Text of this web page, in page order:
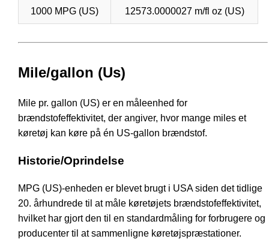
1000 MPG (US) 12573.0000027 m/fl oz (US)
Mile/gallon (Us)
Mile pr. gallon (US) er en måleenhed for
brændstofeffektivitet, der angiver, hvor mange miles et
køretøj kan køre på én US-gallon brændstof.
Historie/Oprindelse
MPG (US)-enheden er blevet brugt i USA siden det tidlige
20. århundrede til at måle køretøjets brændstofeffektivitet,
hvilket har gjort den til en standardmåling for forbrugere og
producenter til at sammenligne køretøjspræstationer.